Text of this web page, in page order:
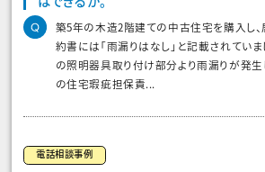
築5年の木造2階建ての中古住宅を購入し、
約書には「雨漏りはなし」と記載されていま
の照明器具取り付け部分より雨漏りが発生
の住宅瑕疵担保責...
電話相談事例